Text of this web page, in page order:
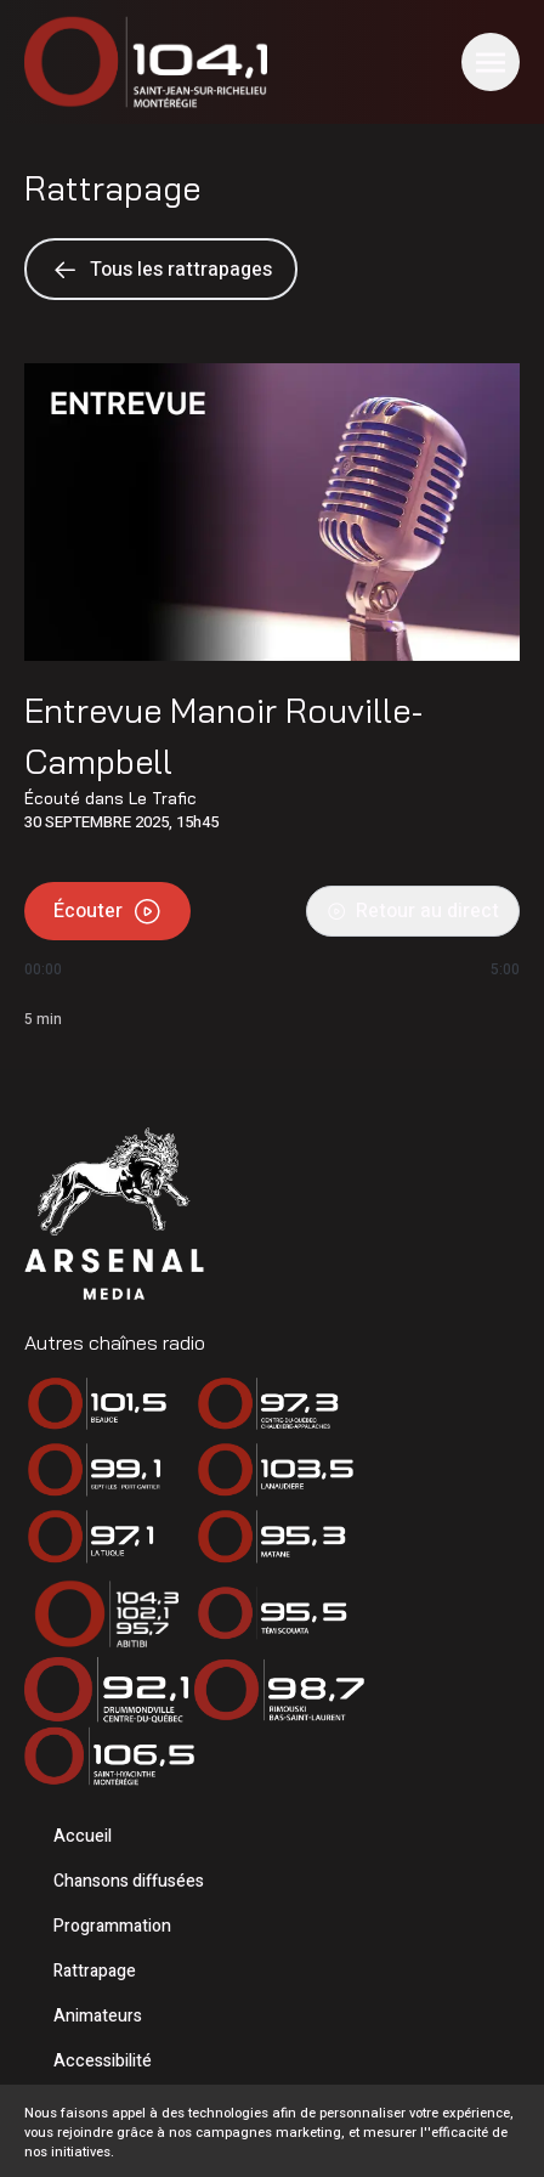
Rattrapage
Tous les rattrapages
Entrevue Manoir Rouville-
Campbell
Écouté dans Le Trafic
30 SEPTEMBRE 2025, 15h45
Écouter
00:00 5:00
5 min
Autres chaînes radio
Accueil
Chansons diffusées
Programmation
Rattrapage
Animateurs
Accessibilité
Politique de confidentialité
Conditions d'utilisation
Nous faisons appel à des technologies afin de personnaliser votre expérience,
vous rejoindre grâce à nos campagnes marketing, et mesurer l''efficacité de
nos initiatives.